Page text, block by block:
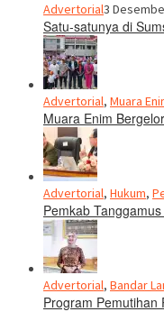
Advertorial3
Satu-satunya di
Advertorial, Muara
Muara Enim
Advertorial, Hukum,
Pemkab
Advertorial, Bandar
Program